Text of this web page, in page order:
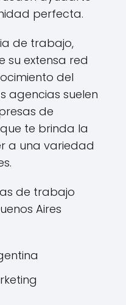
perfecta.
de trabajo,
su extensa red
del
agencias suelen
de
te brinda la
a una variedad
de trabajo
Aires